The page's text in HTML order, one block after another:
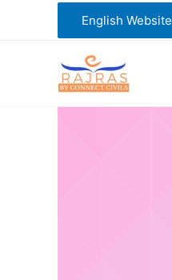
English Website